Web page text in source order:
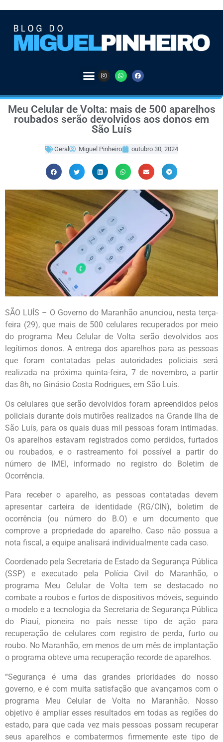
Meu Celular de Volta: mais de 500 aparelhos
roubados serão devolvidos aos donos em
São Luís
Geral Miguel Pinheiro outubro 30, 2024
SÃO LUÍS – O Governo do Maranhão anunciou, nesta terça-
feira (29), que mais de 500 celulares recuperados por meio
do programa Meu Celular de Volta serão devolvidos aos
legítimos donos. A entrega dos aparelhos para as pessoas
que foram contatadas pelas autoridades policiais será
realizada na próxima quinta-feira, 7 de novembro, a partir
das 8h, no Ginásio Costa Rodrigues, em São Luís.
Os celulares que serão devolvidos foram apreendidos pelos
policiais durante dois mutirões realizados na Grande Ilha de
São Luís, para os quais duas mil pessoas foram intimadas.
Os aparelhos estavam registrados como perdidos, furtados
ou roubados, e o rastreamento foi possível a partir do
número de IMEI, informado no registro do Boletim de
Ocorrência.
Para receber o aparelho, as pessoas contatadas devem
apresentar carteira de identidade (RG/CIN), boletim de
ocorrência (ou número do B.O) e um documento que
comprove a propriedade do aparelho. Caso não possua a
nota fiscal, a equipe analisará individualmente cada caso.
Coordenado pela Secretaria de Estado da Segurança Pública
(SSP) e executado pela Polícia Civil do Maranhão, o
programa Meu Celular de Volta tem se destacado no
combate a roubos e furtos de dispositivos móveis, seguindo
o modelo e a tecnologia da Secretaria de Segurança Pública
do Piauí, pioneira no país nesse tipo de ação para
recuperação de celulares com registro de perda, furto ou
roubo. No Maranhão, em menos de um mês de implantação
o programa obteve uma recuperação recorde de aparelhos.
“Segurança é uma das grandes prioridades do nosso
governo, e é com muita satisfação que avançamos com o
programa Meu Celular de Volta no Maranhão. Nosso
objetivo é ampliar esses resultados em todas as regiões do
estado, para que cada vez mais pessoas possam recuperar
seus aparelhos e combatermos firmemente este tipo de